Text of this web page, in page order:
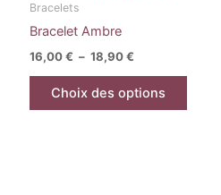
Bracelets
Bracelet Ambre
16,00€ – 18,90€
Choix des options